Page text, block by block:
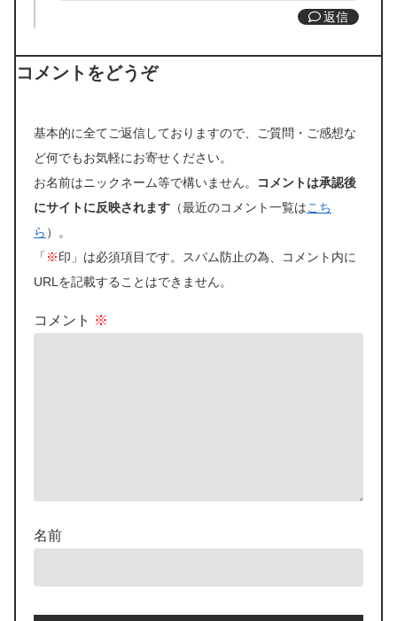
返信
コメントをどうぞ
基本的に全てご返信しておりますので、ご質問・ご感想な
ど何でもお気軽にお寄せください。
お名前はニックネーム等で構いません。
コメントは承認後
にサイトに反映されます （最近のコメント一覧はこち
ら ）。
「 ※印」は必須項目です。スパム防止の為、コメント内に
URLを記載することはできません。
コメント ※
名前